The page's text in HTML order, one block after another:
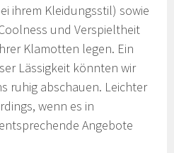
ihrem Kleidungsstil) sowie
und Verspieltheit
Klamotten legen. Ein
Lässigkeit könnten wir
ruhig abschauen. Leichter
wenn es in
Angebote